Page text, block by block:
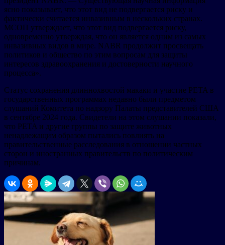
ясно показывает, что этот вид не подвергается риску и
фактически считается инвазивным в нескольких странах.
МСОП утверждает, что этот вид подвергается риску,
одновременно утверждая, что он является одним из самых
инвазивных видов в мире. NABR продолжит просвещать
политиков и общество по этим вопросам для защиты
интересов здравоохранения и достоверности научного
процесса».
Статус сохранения длиннохвостой макаки и участие PETA в
государственных программах недавно были предметом
слушаний Комитета по надзору Палаты представителей США
в сентябре 2024 года. Свидетели на этом слушании показали,
что PETA и другие группы по защите животных
ненадлежащим образом пытались повлиять на
правительственные расследования в отношении частных
сторон и иностранных правительств по политическим
причинам.